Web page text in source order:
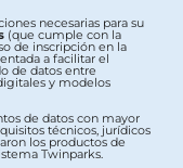
necesarias para su
(que cumple con la
de inscripción en la
a facilitar el
de datos entre
y modelos
de datos con mayor
técnicos, jurídicos
los productos de
Twinparks.